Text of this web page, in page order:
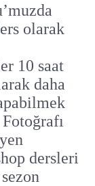
olarak
10 saat
daha
dersleri